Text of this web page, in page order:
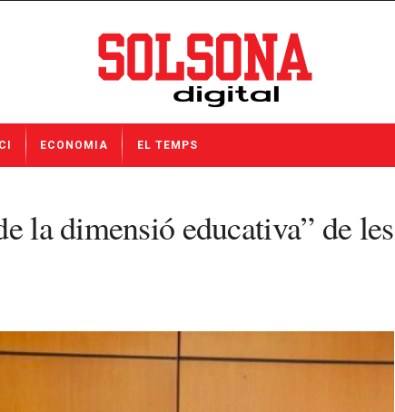
ECONOMIA EL TEMPS
la dimensió educativa” de